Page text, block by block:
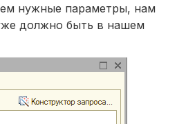
нужные параметры, нам
должно быть в нашем